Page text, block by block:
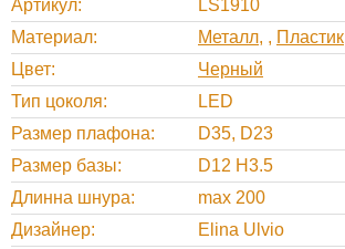
Артикул
LS1910
Материал
Металл , Пластик
Цвет
Черный
Тип цоколя
LED
Размер плафона
D35, D23
Размер базы
D12 H3.5
Длинна шнура
max 200
Дизайнер
Elina Ulvio